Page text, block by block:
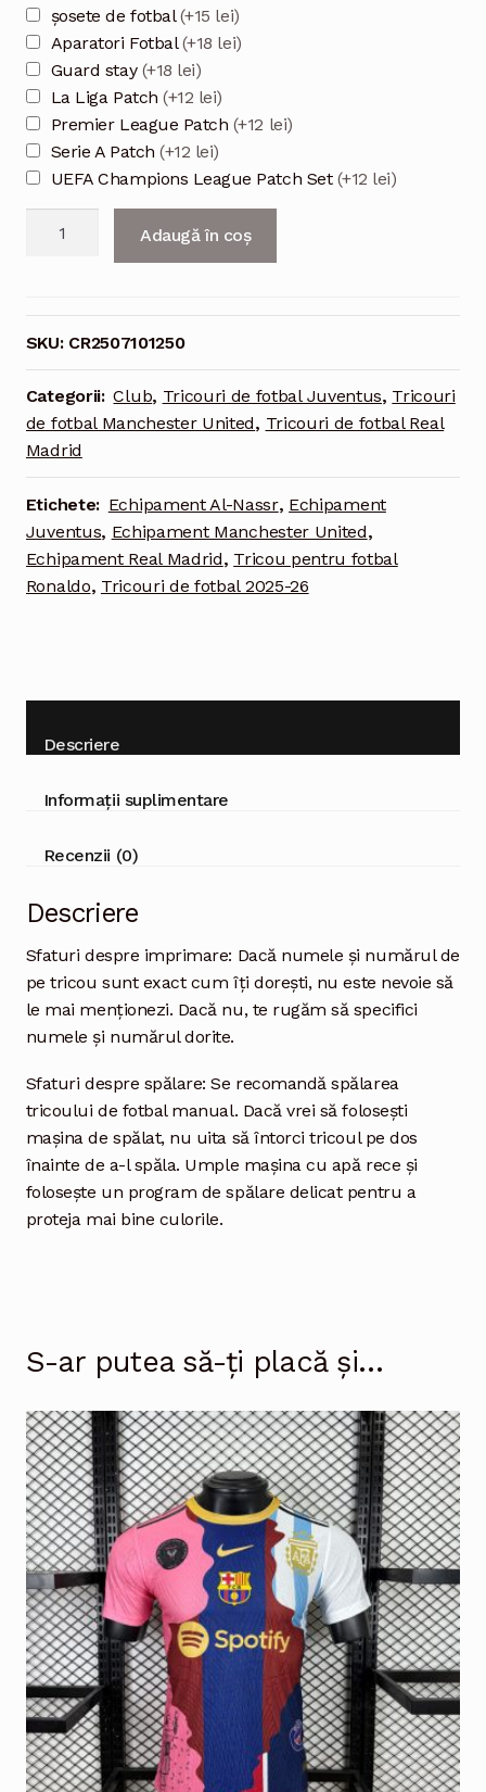
șosete de fotbal(+15 lei)
Aparatori Fotbal(+18 lei)
Guard stay (+18 lei)
La Liga Patch(+12 lei)
Premier League Patch (+12 lei)
Serie A Patch(+12 lei)
UEFA Champions League Patch Set (+12 lei)
pentru
bărbați
Adaugă în coș
SKU: CR2507101250
Categorii: Club, Tricouri de fotbal Juventus, Tricouri
de fotbal Manchester United, Tricouri de fotbal Real
Madrid
Etichete: Echipament Al-Nassr, Echipament
Juventus, Echipament Manchester United,
Echipament Real Madrid, Tricou pentru fotbal
Ronaldo, Tricouri de fotbal 2025-26
Descriere
Informații suplimentare
Recenzii (0)
Descriere
Sfaturi despre imprimare: Dacă numele și numărul de
pe tricou sunt exact cum îți dorești, nu este nevoie să
le mai menționezi. Dacă nu, te rugăm să specifici
numele și numărul dorite.
Sfaturi despre spălare: Se recomandă spălarea
tricoului de fotbal manual. Dacă vrei să folosești
mașina de spălat, nu uita să întorci tricoul pe dos
înainte de a-l spăla. Umple mașina cu apă rece și
folosește un program de spălare delicat pentru a
proteja mai bine culorile.
S-ar putea să-ți placă și…